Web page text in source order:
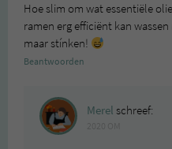
Hoe slim om wat essentiële
ramen erg efficiënt kan
maar stínken!
Beantwoorden
Merel schreef: